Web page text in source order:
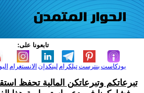
تابعونا على:
الانستغرام لينكدإن تيلكرامبنترست بودكاست
تبرعاتكم وتبرعاتكن المالية تحفظ